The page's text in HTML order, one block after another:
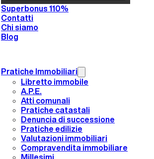
Superbonus 110%
Contatti
Chi siamo
Blog
Pratiche Immobiliari
Libretto immobile
A.P.E.
Atti comunali
Pratiche catastali
Denuncia di successione
Pratiche edilizie
Valutazioni immobiliari
Compravendita immobiliare
Millesimi